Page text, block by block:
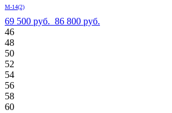
М-14(2)
69 500 руб. 86 800 руб.
46
48
50
52
54
56
58
60